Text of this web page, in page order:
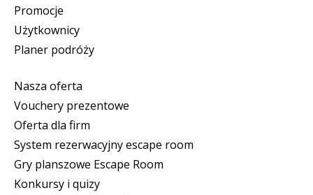
Promocje
Użytkownicy
Planer podróży
Nasza oferta
Vouchery prezentowe
Oferta dla firm
System rezerwacyjny escape room
Gry planszowe Escape Room
Konkursy i quizy